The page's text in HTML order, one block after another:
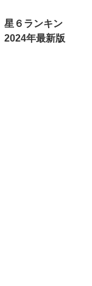
星６ランキン
年最新版